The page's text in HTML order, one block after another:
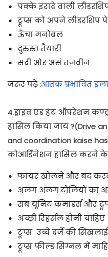
पक्के इरादे वाली
ट्रूप्स को अपने लीडरशिप
ऊँचा मनोबल
दुरुस्त तैयारी
सदी और असं तजवीज
जरुर पढ़े :आतंक प्रभावित
4.ड्राइव एंड हंट ऑपरेशन
हासिल किया जाय ?(Drive
and coordination kaise
कोआर्डिनेशन हासिल करने के
फायर खोलने और बंद
अलग अलग टोलियों का
सब यूनिट कमांडर्स और
अच्छी रिहर्सल होनी
ट्रूप्स उच्चे दर्जे की
ट्रूप्स फील्ड सिग्नल में